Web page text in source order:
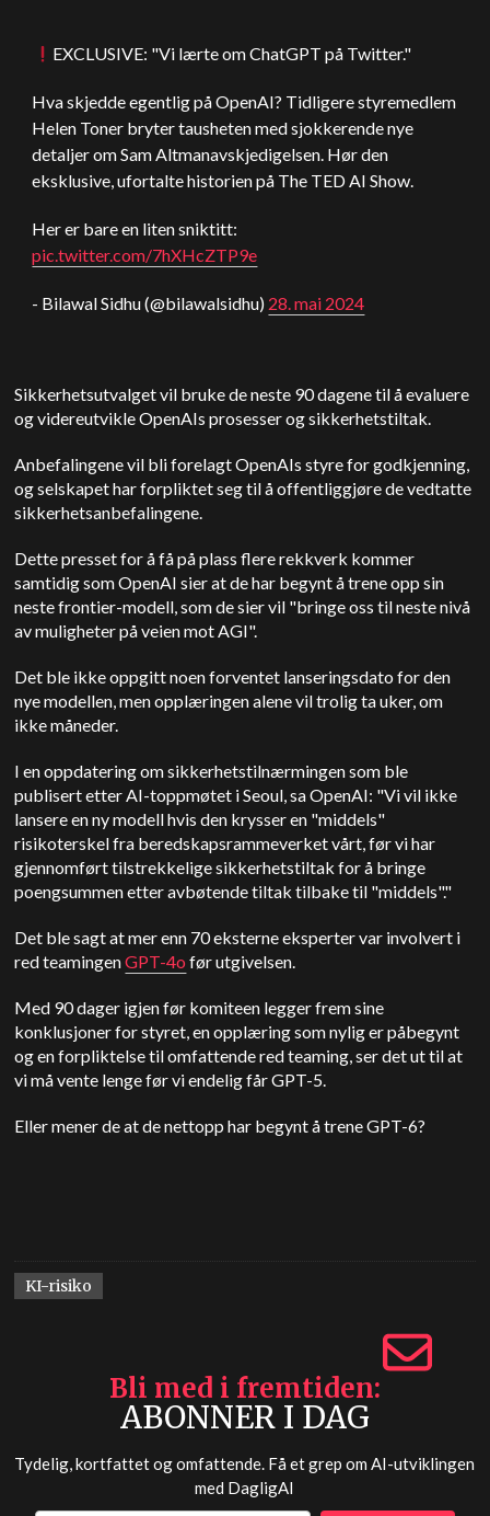
EXCLUSIVE: "Vi lærte omChatGPT på Twitter."
Hva skjedde egentlig påOpenAI? Tidligere styremedlem
Helen Toner bryter tausheten med sjokkerende nye
detaljer om SamAltmanavskjedigelsen. Hør den
eksklusive, ufortalte historien på The TED AI Show.
Her er bare en liten sniktitt:
pic.twitter.com/7hXHcZTP9e
- Bilawal Sidhu (@bilawalsidhu) 28. mai 2024
Sikkerhetsutvalget vil bruke de neste 90 dagene til å evaluere
og videreutvikle OpenAIs prosesser og sikkerhetstiltak.
Anbefalingene vil bli forelagt OpenAIs styre for godkjenning,
og selskapet har forpliktet seg til å offentliggjøre de vedtatte
sikkerhetsanbefalingene.
Dette presset for å få på plass flere rekkverk kommer
samtidig som OpenAI sier at de har begynt å trene opp sin
neste frontier-modell, som de sier vil "bringe oss til neste nivå
av muligheter på veien mot AGI".
Det ble ikke oppgitt noen forventet lanseringsdato for den
nye modellen, men opplæringen alene vil trolig ta uker, om
ikke måneder.
I en oppdatering om sikkerhetstilnærmingen som ble
publisert etter AI-toppmøtet i Seoul, sa OpenAI: "Vi vil ikke
lansere en ny modell hvis den krysser en "middels"
risikoterskel fra beredskapsrammeverket vårt, før vi har
gjennomført tilstrekkelige sikkerhetstiltak for å bringe
poengsummen etter avbøtende tiltak tilbake til "middels"."
Det ble sagt at mer enn 70 eksterne eksperter var involvert i
red teamingenGPT-4o før utgivelsen.
Med 90 dager igjen før komiteen legger frem sine
konklusjoner for styret, en opplæring som nylig er påbegynt
og en forpliktelse til omfattende red teaming, ser det ut til at
vi må vente lenge før vi endelig får GPT-5.
Eller mener de at de nettopp har begynt å trene GPT-6?
KI-risiko
Bli med i fremtiden
ABONNER I DAG
Tydelig, kortfattet og omfattende. Få et grep om AI-utviklingen
med DagligAI